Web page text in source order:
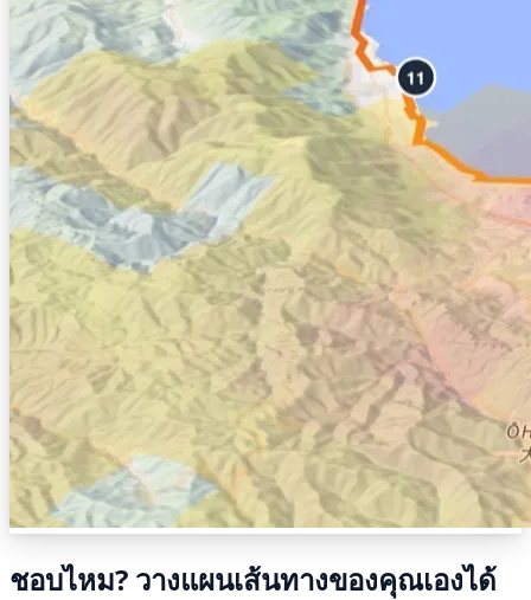
ชอบไหม? วางแผนเส้นทางของคุณเองได้